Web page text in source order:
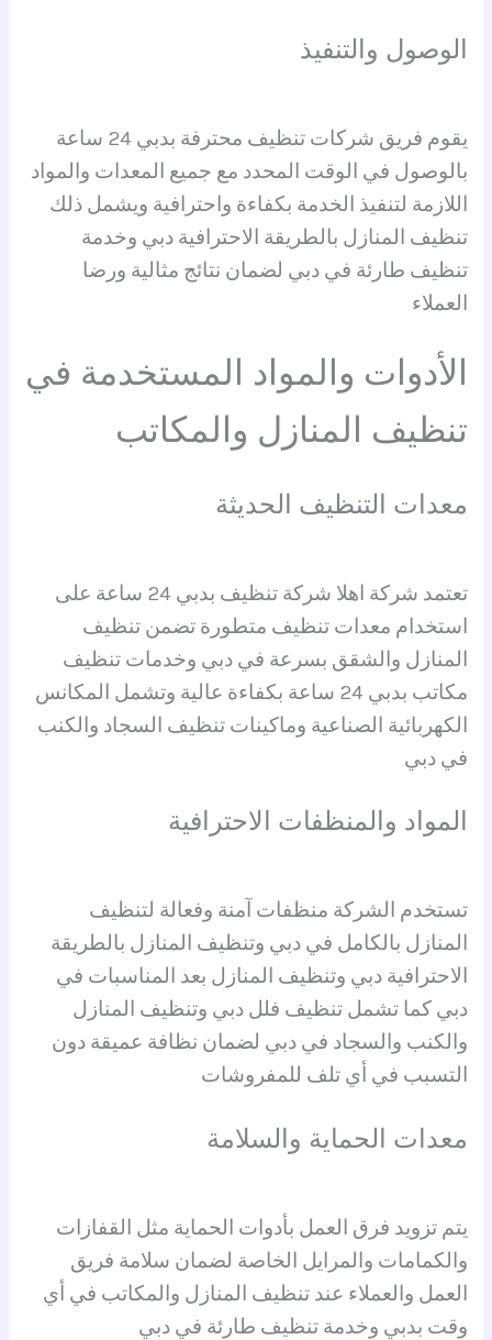
الوصول والتنفيذ
يقوم فريق شركات تنظيف محترفة بدبي 24 ساعة
بالوصول في الوقت المحدد مع جميع المعدات والمواد
اللازمة لتنفيذ الخدمة بكفاءة واحترافية ويشمل ذلك
تنظيف المنازل بالطريقة الاحترافية دبي وخدمة
تنظيف طارئة في دبي لضمان نتائج مثالية ورضا
العملاء
الأدوات والمواد المستخدمة في
تنظيف المنازل والمكاتب
معدات التنظيف الحديثة
تعتمد شركة اهلا شركة تنظيف بدبي 24 ساعة على
استخدام معدات تنظيف متطورة تضمن تنظيف
المنازل والشقق بسرعة في دبي وخدمات تنظيف
مكاتب بدبي 24 ساعة بكفاءة عالية وتشمل المكانس
الكهربائية الصناعية وماكينات تنظيف السجاد والكنب
في دبي
المواد والمنظفات الاحترافية
تستخدم الشركة منظفات آمنة وفعالة لتنظيف
المنازل بالكامل في دبي وتنظيف المنازل بالطريقة
الاحترافية دبي وتنظيف المنازل بعد المناسبات في
دبي كما تشمل تنظيف فلل دبي وتنظيف المنازل
والكنب والسجاد في دبي لضمان نظافة عميقة دون
التسبب في أي تلف للمفروشات
معدات الحماية والسلامة
يتم تزويد فرق العمل بأدوات الحماية مثل القفازات
والكمامات والمرايل الخاصة لضمان سلامة فريق
العمل والعملاء عند تنظيف المنازل والمكاتب في أي
وقت بدبي وخدمة تنظيف طارئة في دبي